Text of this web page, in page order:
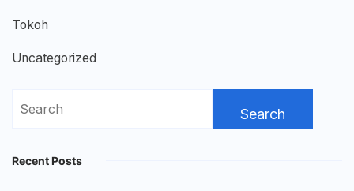
Tokoh
Uncategorized
Search
Recent Posts